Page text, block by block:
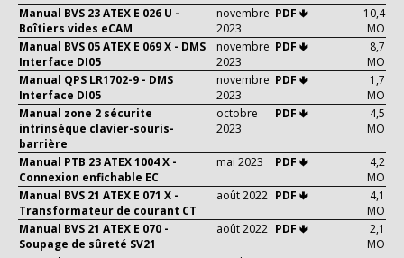
Manual BVS 23 ATEX E 026 U -
Boîtiers vides eCAM
novembre
2023
PDF 🢃
10,4
MO
Manual BVS 05 ATEX E 069 X - DMS
Interface DI05
novembre
2023
PDF 🢃
8,7
MO
Manual QPS LR1702-9 - DMS
Interface DI05
novembre
2023
PDF 🢃
1,7
MO
Manual zone 2 sécurite
intrinséque clavier-souris-
barrière
octobre
2023
PDF 🢃
4,5
MO
Manual PTB 23 ATEX 1004 X -
Connexion enfichable EC
mai 2023 PDF 🢃
4,2
MO
Manual BVS 21 ATEX E 071 X -
Transformateur de courant CT
août 2022 PDF 🢃
4,1
MO
Manual BVS 21 ATEX E 070 -
Soupage de sûreté SV21
août 2022 PDF 🢃
2,1
MO